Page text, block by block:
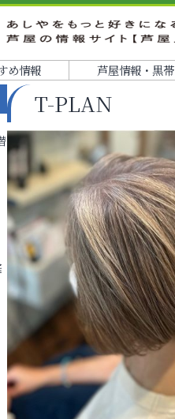
め情報 芦屋情報・黒帯
T-PLAN